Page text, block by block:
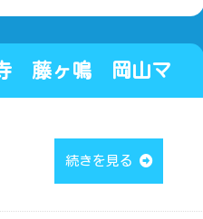
藤ヶ鳴 岡山マ
続きを見る